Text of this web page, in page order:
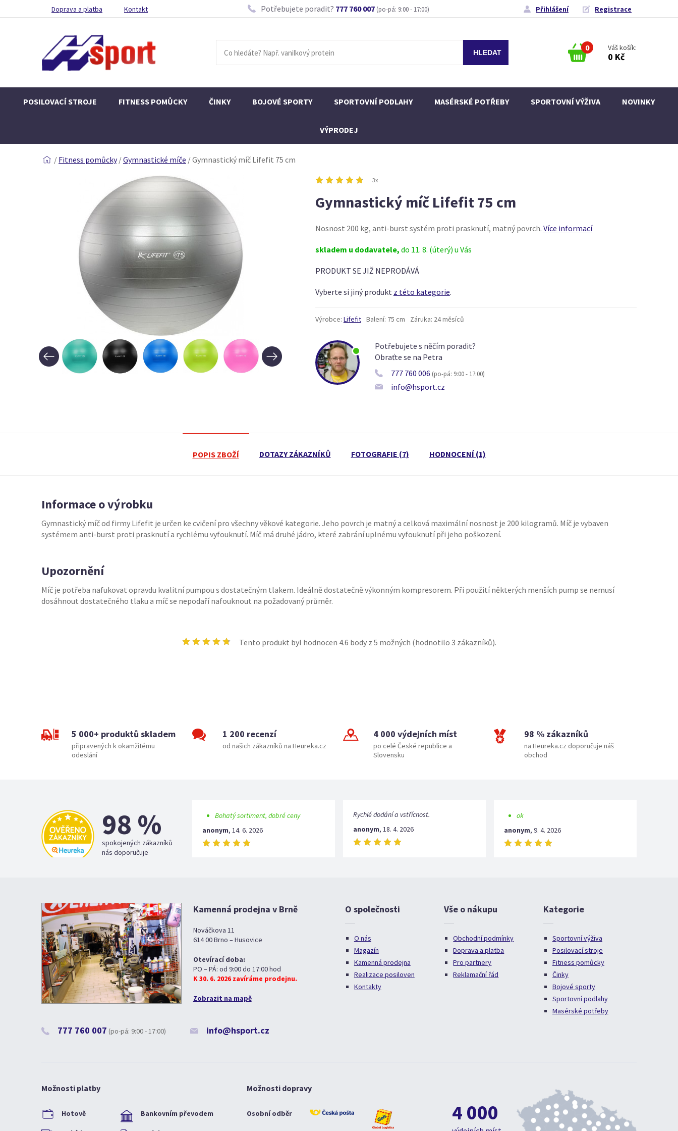
Doprava a platba Kontakt Potřebujete poradit? 777 760 007 (po-pá: 9:00 - 17:00) Přihlášení Registrace
0 Váš košík:
0 Kč
POSILOVACÍ STROJE FITNESS POMŮCKY ČINKY BOJOVÉ SPORTY SPORTOVNÍ PODLAHY MASÉRSKÉ POTŘEBY SPORTOVNÍ VÝŽIVA NOVINKY
VÝPRODEJ
/ Fitness pomůcky /Gymnastické míče /Gymnastický míč Lifefit 75 cm
3x
Gymnastický míč Lifefit 75 cm
Nosnost 200 kg, anti-burst systém proti prasknutí, matný povrch. Více informací
skladem u dodavatele, do 11. 8. (úterý) u Vás
PRODUKT SE JIŽ NEPRODÁVÁ
Vyberte si jiný produkt z této kategorie.
Výrobce: Lifefit Balení: 75 cm Záruka: 24 měsíců
Potřebujete s něčím poradit?
Obraťte se na Petra
777 760 006 (po-pá: 9:00 - 17:00)
info@hsport.cz
POPIS ZBOŽÍ DOTAZY ZÁKAZNÍKŮ FOTOGRAFIE (7) HODNOCENÍ (1)
Informace o výrobku
Gymnastický míč od firmy Lifefit je určen ke cvičení pro všechny věkové kategorie. Jeho povrch je matný a celková maximální nosnost je 200 kilogramů. Míč je vybaven
systémem anti-burst proti prasknutí a rychlému vyfouknutí. Míč má druhé jádro, které zabrání uplnému vyfouknutí při jeho poškození.
Upozornění
Míč je potřeba nafukovat opravdu kvalitní pumpou s dostatečným tlakem. Ideálně dostatečně výkonným kompresorem. Při použití některých menších pump se nemusí
dosáhnout dostatečného tlaku a míč se nepodaří nafouknout na požadovaný průměr.
Tento produkt byl hodnocen 4.6 body z 5 možných (hodnotilo 3 zákazníků).
5 000+ produktů skladem
připravených k okamžitému
odeslání
1 200 recenzí
od našich zákazníků na Heureka.cz
4 000 výdejních míst
po celé České republice a
Slovensku
98 % zákazníků
na Heureka.cz doporučuje náš
obchod
98 %
spokojených zákazníků
nás doporučuje
Bohatý sortiment, dobré ceny
anonym, 14. 6. 2026
Rychlé dodání a vstřícnost.
anonym, 18. 4. 2026
ok
anonym, 9. 4. 2026
Kamenná prodejna v Brně
Nováčkova 11
614 00 Brno – Husovice
Otevírací doba:
PO – PÁ: od 9:00 do 17:00 hod
K 30. 6. 2026 zavíráme prodejnu.
Zobrazit na mapě
777 760 007 (po-pá: 9:00 - 17:00) info@hsport.cz
O společnosti
O nás
Magazín
Kamenná prodejna
Realizace posiloven
Kontakty
Vše o nákupu
Obchodní podmínky
Doprava a platba
Pro partnery
Reklamační řád
Kategorie
Sportovní výživa
Posilovací stroje
Fitness pomůcky
Činky
Bojové sporty
Sportovní podlahy
Masérské potřeby
Možnosti platby
Hotově Bankovním převodem
Možnosti dopravy
Osobní odběr 4 000